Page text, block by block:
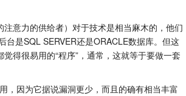
意力的供给者）对于技术是相当麻木的，他们
台是SQL SERVER还是ORACLE数据库。但这
得很易用的“程序”，通常，这就等于要做一套
，因为它据说漏洞更少，而且的确有相当丰富